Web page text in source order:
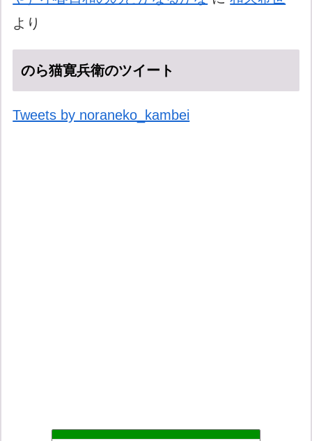
より
のら猫寛兵衛のツイート
Tweets by noraneko_kambei